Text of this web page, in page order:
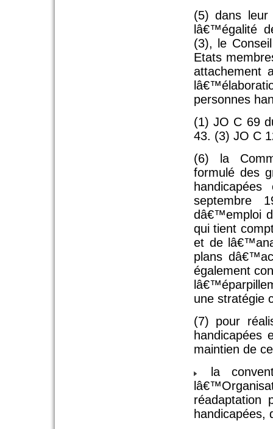
(5) dans leur
lâ€™égalité
(3), le
Etats
attachement
personnes
(1) JO C 69
43. (3) JO C
(6) la
formulé des
septembre
dâ€™emploi
qui tient
et de
plans
également
une stratégie
(7) pour
handicapées
maintien de
la
réadaptation
handicapées,